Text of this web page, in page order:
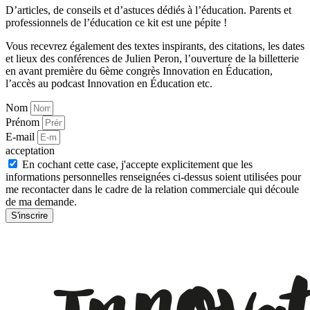
D’articles, de conseils et d’astuces dédiés à l’éducation. Parents et
professionnels de l’éducation ce kit est une pépite !
Vous recevrez également des textes inspirants, des citations, les dates
et lieux des conférences de Julien Peron, l’ouverture de la billetterie
en avant première du 6ème congrès Innovation en Éducation,
l’accès au podcast Innovation en Éducation etc.
Nom
Prénom
E-mail
acceptation
En cochant cette case, j'accepte explicitement que les
informations personnelles renseignées ci-dessus soient utilisées pour
me recontacter dans le cadre de la relation commerciale qui découle
de ma demande.
S'inscrire